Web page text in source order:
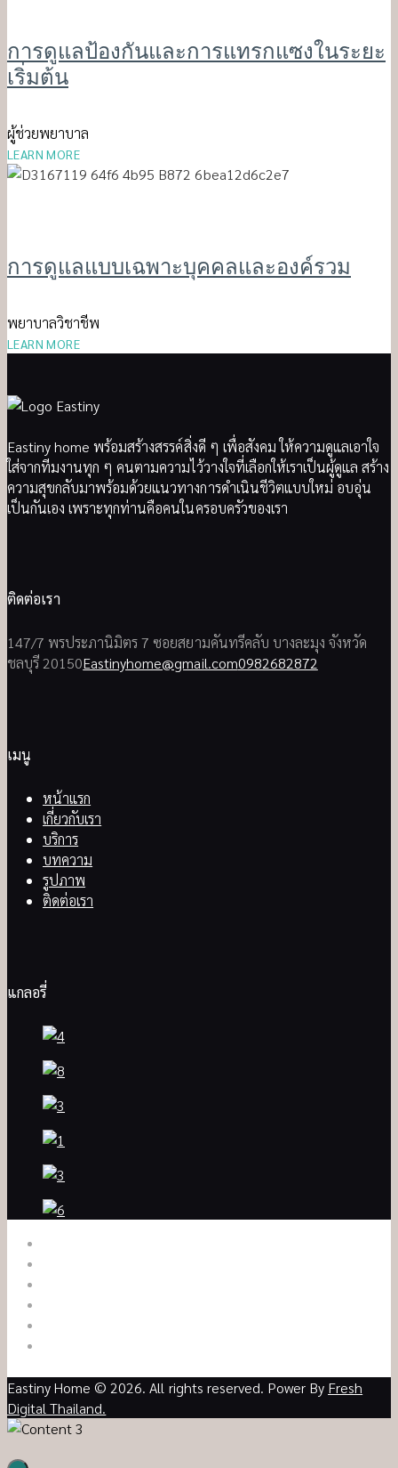
การดูแลป้องกันและการแทรกแซงในระยะ
เริ่มต้น
ผู้ช่วยพยาบาล
LEARN MORE
การดูแลแบบเฉพาะบุคคลและองค์รวม
พยาบาลวิชาชีพ
LEARN MORE
Eastiny home พร้อมสร้างสรรค์สิ่งดี ๆ เพื่อสังคม ให้ความดูแลเอาใจ
ใส่จากทีมงานทุก ๆ คนตามความไว้วางใจที่เลือกให้เราเป็นผู้ดูแล สร้าง
ความสุขกลับมาพร้อมด้วยแนวทางการดำเนินชีวิตแบบใหม่ อบอุ่น
เป็นกันเอง เพราะทุกท่านคือคนในครอบครัวของเรา
ติดต่อเรา
147/7 พรประภานิมิตร 7 ซอยสยามคันทรีคลับ บางละมุง จังหวัด
ชลบุรี 20150Eastinyhome@gmail.com0982682872
เมนู
หน้าแรก
เกี่ยวกับเรา
บริการ
บทความ
รูปภาพ
ติดต่อเรา
แกลอรี่
Eastiny Home © 2026. All rights reserved. Power By Fresh
Digital Thailand.